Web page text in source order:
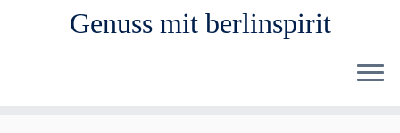
Genuss mit berlinspirit